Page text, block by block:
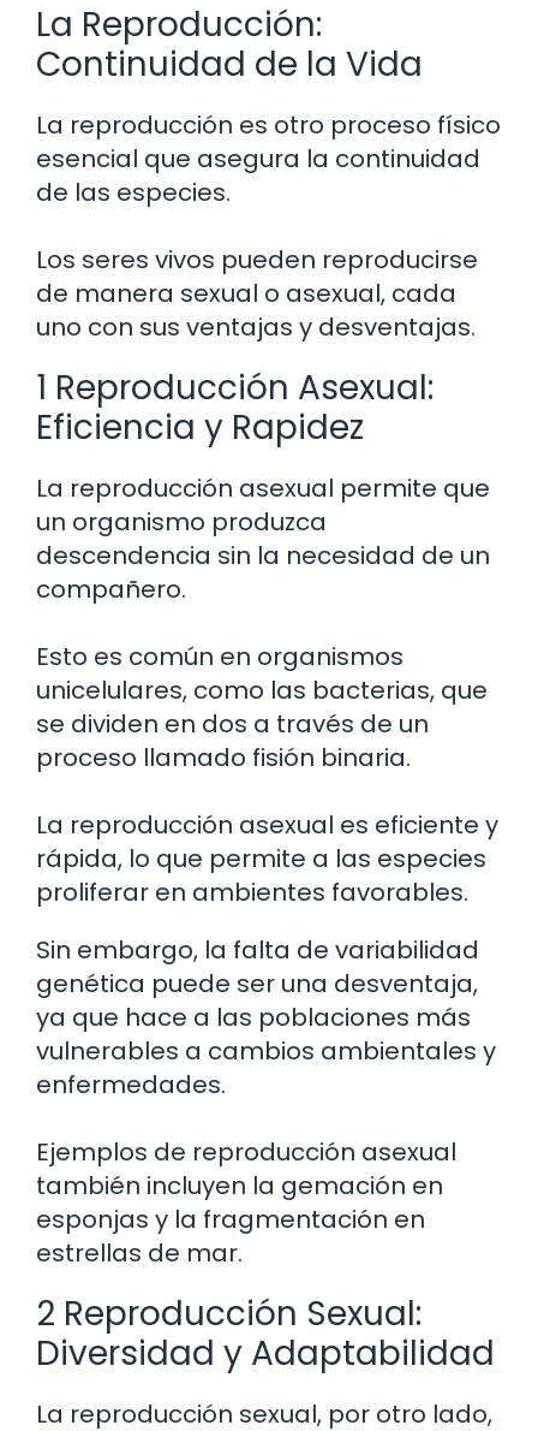
La Reproducción:
Continuidad de la Vida
La reproducción es otro proceso físico
esencial que asegura la continuidad
de las especies.
Los seres vivos pueden reproducirse
de manera sexual o asexual, cada
uno con sus ventajas y desventajas.
1 Reproducción Asexual:
Eficiencia y Rapidez
La reproducción asexual permite que
un organismo produzca
descendencia sin la necesidad de un
compañero.
Esto es común en organismos
unicelulares, como las bacterias, que
se dividen en dos a través de un
proceso llamado fisión binaria.
La reproducción asexual es eficiente y
rápida, lo que permite a las especies
proliferar en ambientes favorables.
Sin embargo, la falta de variabilidad
genética puede ser una desventaja,
ya que hace a las poblaciones más
vulnerables a cambios ambientales y
enfermedades.
Ejemplos de reproducción asexual
también incluyen la gemación en
esponjas y la fragmentación en
estrellas de mar.
2 Reproducción Sexual:
Diversidad y Adaptabilidad
La reproducción sexual, por otro lado,